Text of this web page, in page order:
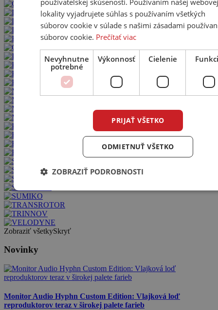
Zobraziť všetkySkryť
Novinky
Monitor Audio Hyphn Custom Edition: Vlajková loď
reproduktorov teraz v širokej palete farieb
používateľskej skúsenosti. Používaním našej webovej
lokality vyjadrujete súhlas s používaním všetkých
súborov cookie v súlade s našimi zásadami
súborov cookie. Prečítať viac
Nevyhnutne
potrebné
Výkonnosť Cielenie
PRIJAŤ VŠETKO
ODMIETNUŤ VŠETKO
ZOBRAZIŤ PODROBNOSTI